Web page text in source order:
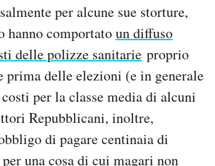
per alcune sue storture,
hanno comportatoun diffuso
delle polizze sanitarie proprio
prima delle elezioni (e in generale
per la classe media di alcuni
Repubblicani, inoltre,
di pagare centinaia di
una cosa di cui magari non